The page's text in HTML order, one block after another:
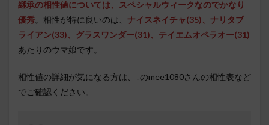
継承の相性値については、スペシャルウィークなのでかなり
優秀。相性が特に良いのは、 ナイスネイチャ(35)、ナリタブ
ライアン(33)、グラスワンダー(31)、テイエムオペラオー(31)
あたりのウマ娘です。
相性値の詳細が気になる方は、↓のmee1080さんの相性表など
でご確認ください。